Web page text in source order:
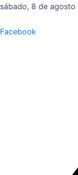
Ir
contenido
sábado, 8 de
Facebook